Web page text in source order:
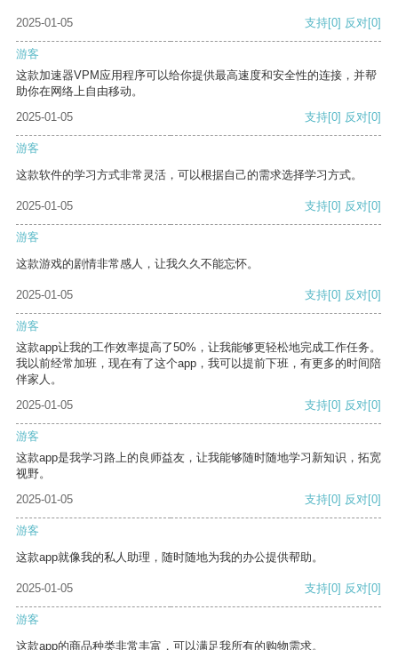
2025-01-05 支持[0] 反对[0]
游客
这款加速器VPM应用程序可以给你提供最高速度和安全性的连接，并帮
助你在网络上自由移动。
2025-01-05
支持[0] 反对[0]
游客
这款软件的学习方式非常灵活，可以根据自己的需求选择学习方式。
2025-01-05 支持[0] 反对[0]
游客
这款游戏的剧情非常感人，让我久久不能忘怀。
2025-01-05 支持[0] 反对[0]
游客
这款app让我的工作效率提高了50%，让我能够更轻松地完成工作任务。
我以前经常加班，现在有了这个app，我可以提前下班，有更多的时间陪
伴家人。
2025-01-05
支持[0] 反对[0]
游客
这款app是我学习路上的良师益友，让我能够随时随地学习新知识，拓宽
视野。
2025-01-05
支持[0] 反对[0]
游客
这款app就像我的私人助理，随时随地为我的办公提供帮助。
2025-01-05 支持[0] 反对[0]
游客
这款app的商品种类非常丰富，可以满足我所有的购物需求。